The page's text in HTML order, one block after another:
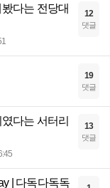
다는 전당대
12
댓글
19
댓글
다는 서터리
13
댓글
| 다독다독독